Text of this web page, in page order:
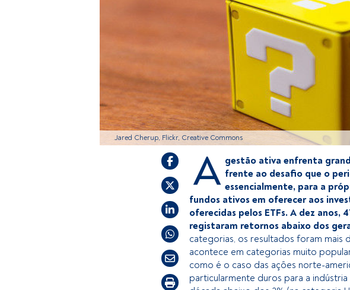
Jared Cherup, Flickr, Creative Commons
A gestão ativa enfrenta
frente ao desafio que o
essencialmente, para a
fundos ativos em oferecer aos
oferecidas pelos ETFs. A dez anos,
registaram retornos abaixo dos
categorias, os resultados foram mais
acontece em categorias muito
como é o caso das ações norte-
particularmente duros para a